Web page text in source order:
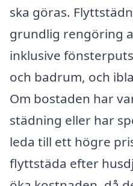
ska göras.
grundlig rengöring
inklusive
och badrum, och
Om bostaden har
städning eller har
leda till ett högre
flyttstäda efter